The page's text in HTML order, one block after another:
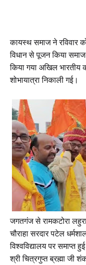
कायस्थ समाज ने रविवार
विधान से पूजन किया
किया गया अखिल भारतीय
शोभायात्रा निकाली गई।
जगतगंज से रामकटोरा
चौराहा सरदार पटेल
विश्वविद्यालय पर समाप्त
श्री चित्रगुप्त ब्रह्मा जी